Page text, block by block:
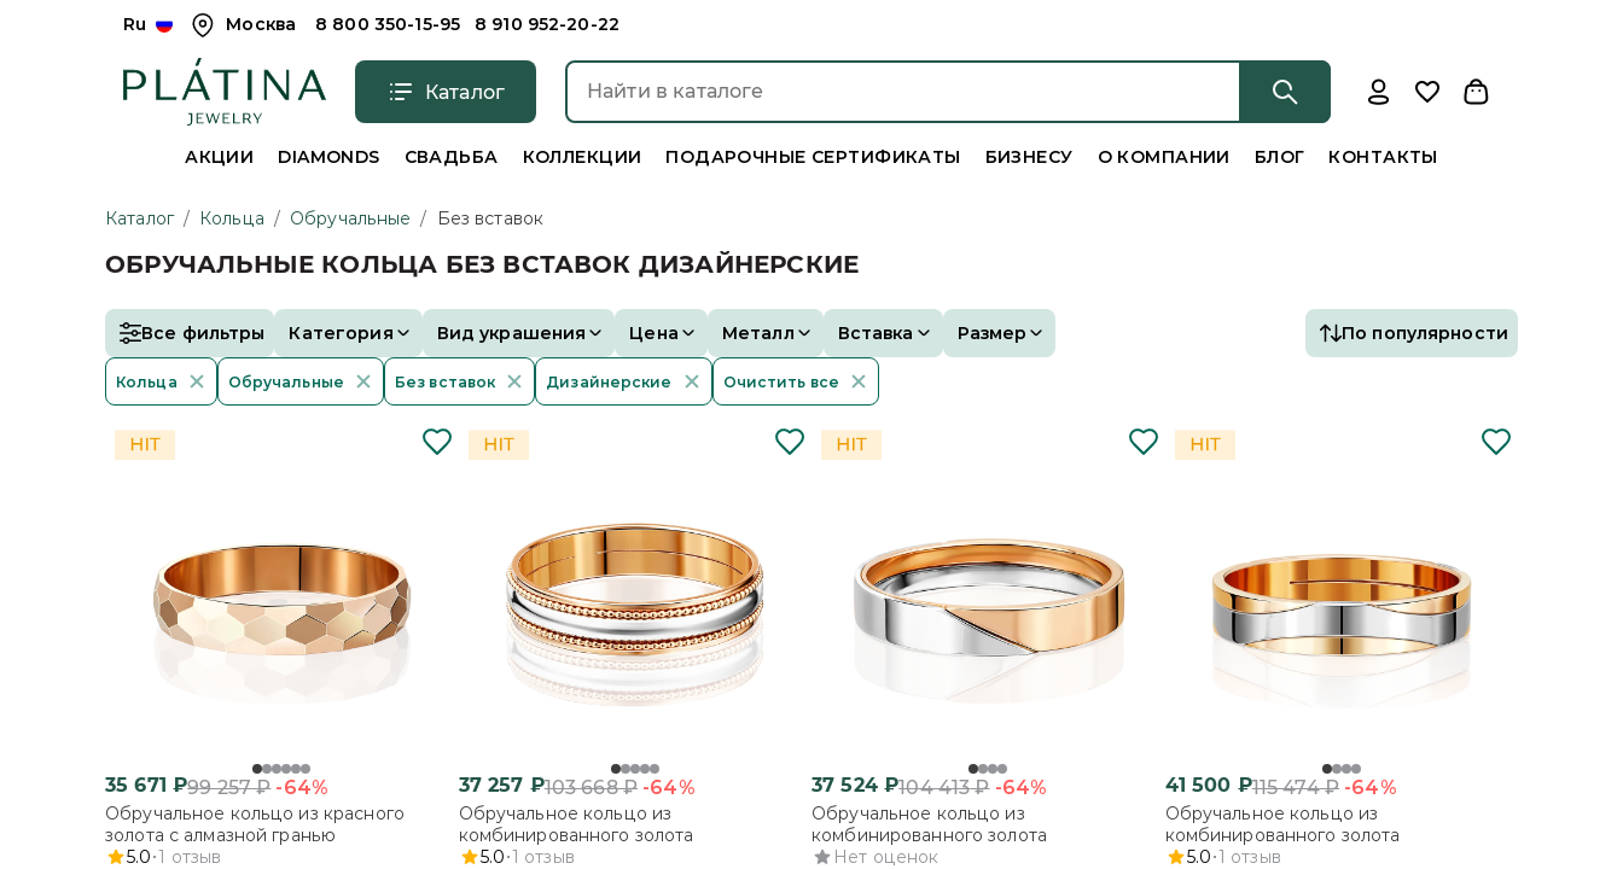
Ru Москва 8 800 350-15-95 8 910 952-20-22
Каталог
АКЦИИ DIAMONDS СВАДЬБА КОЛЛЕКЦИИ ПОДАРОЧНЫЕ СЕРТИФИКАТЫ БИЗНЕСУ О КОМПАНИИ БЛОГ КОНТАКТЫ
Каталог / Кольца / Обручальные / Без вставок
ОБРУЧАЛЬНЫЕ КОЛЬЦА БЕЗ ВСТАВОК ДИЗАЙНЕРСКИЕ
Все фильтры Категория Вид украшения Цена Металл Вставка Размер По популярности
Кольца Обручальные Без вставок Дизайнерские Очистить все
35 671 ₽99 257₽ -64%
Обручальное кольцо из красного
золота с алмазной гранью
5.0 1 отзыв
37 257 ₽103 668₽ -64%
Обручальное кольцо из
комбинированного золота
5.0 1 отзыв
37 524₽104 413₽ -64%
Обручальное кольцо из
комбинированного золота
Нет оценок
41 500 ₽115 474₽ -64%
Обручальное кольцо из
комбинированного золота
5.0 1 отзыв